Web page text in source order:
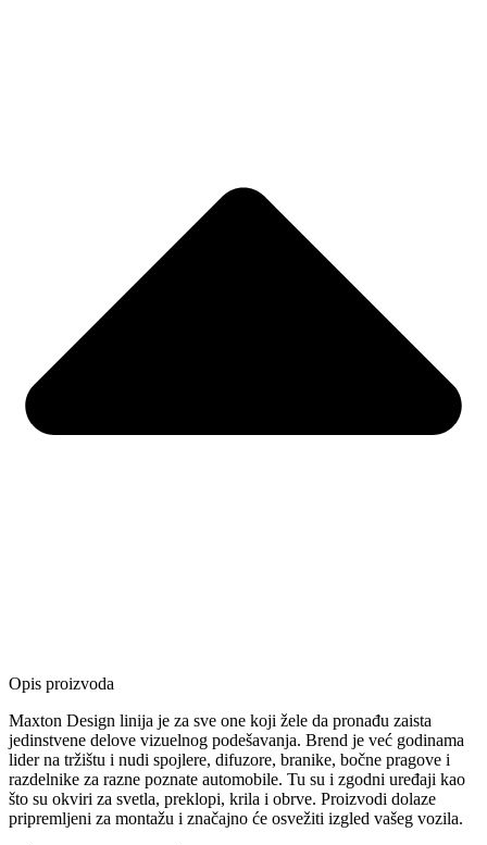
Opis proizvoda
Maxton Design linija je za sve one koji žele da pronađu zaista
jedinstvene delove vizuelnog podešavanja. Brend je već godinama
lider na tržištu i nudi spojlere, difuzore, branike, bočne pragove i
razdelnike za razne poznate automobile. Tu su i zgodni uređaji kao
što su okviri za svetla, preklopi, krila i obrve. Proizvodi dolaze
pripremljeni za montažu i značajno će osvežiti izgled vašeg vozila.